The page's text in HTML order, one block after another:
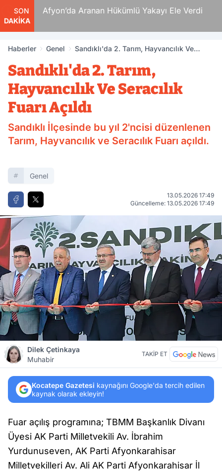
SON
DAKİKA
Afyon’da Aranan Hükümlü Yakayı Ele Verdi
Haberler Genel
Sandıklı'da 2. Tarım, Hayvancılık Ve
Sandıklı'da 2. Tarım,
Hayvancılık Ve Seracılık
Fuarı Açıldı
Sandıklı İlçesinde bu yıl 2'ncisi düzenlenen
Tarım, Hayvancılık ve Seracılık Fuarı açıldı.
Genel
13.05.2026 17:49
Güncelleme: 13.05.2026 17:49
Dilek Çetinkaya
Muhabir
TAKİP ET
Kocatepe Gazetesi kaynağını Google'da tercih edilen
kaynak olarak ekleyin!
Fuar açılış programına; TBMM Başkanlık Divanı
Üyesi AK Parti Milletvekili Av. İbrahim
Yurdunuseven, AK Parti Afyonkarahisar
Milletvekilleri Av. Ali AK Parti Afyonkarahisar İl